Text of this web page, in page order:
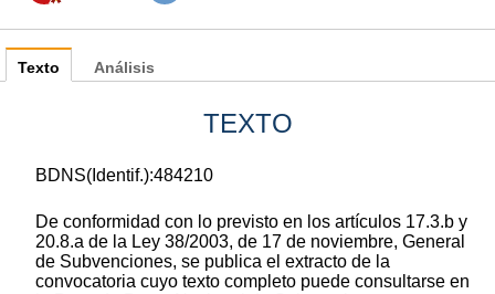
Texto
TEXTO
BDNS(Identif.):484210
De conformidad con lo previsto en los artículos 17.3.b y
20.8.a de la Ley 38/2003, de 17 de noviembre, General
de Subvenciones, se publica el extracto de la
convocatoria cuyo texto completo puede consultarse en
Análisis